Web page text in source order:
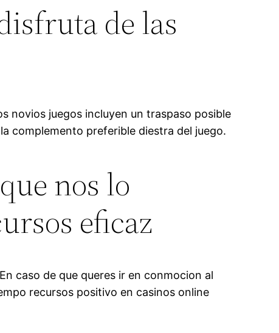
de las
novios juegos incluyen un traspaso posible
complemento preferible diestra del juego.
nos lo
eficaz
caso de que queres ir en conmocion al
recursos positivo en casinos online